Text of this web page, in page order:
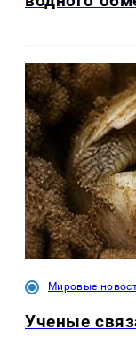
Мировые
Ученые